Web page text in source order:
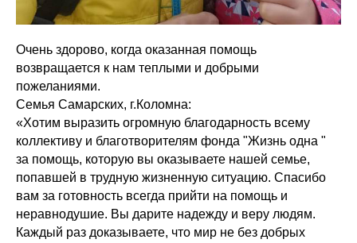
Очень здорово, когда оказанная помощь
возвращается к нам теплыми и добрыми
пожеланиями.
Семья Самарских, г.Коломна:
«Хотим выразить огромную благодарность всему
коллективу и благотворителям фонда "Жизнь одна "
за помощь, которую вы оказываете нашей семье,
попавшей в трудную жизненную ситуацию. Спасибо
вам за готовность всегда прийти на помощь и
неравнодушие. Вы дарите надежду и веру людям.
Каждый раз доказываете, что мир не без добрых